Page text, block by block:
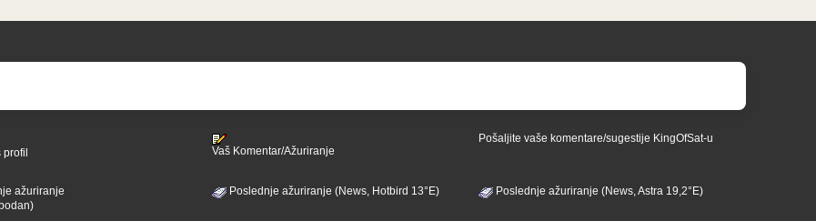
profil
Vaš Komentar/Ažuriranje
Pošaljite vaše komentare/sugestije KingOfSat-u
ažuriranje
Poslednje ažuriranje (News, Hotbird 13°E) Poslednje ažuriranje (News, Astra 19,2°E)